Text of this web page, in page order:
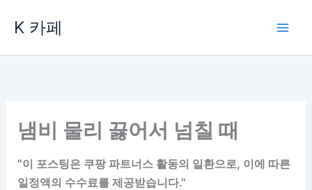
K 카페
냄비 물리 끓어서 넘칠 때
"이 포스팅은 쿠팡 파트너스 활동의 일환으로, 이에 따른
일정액의 수수료를 제공받습니다."